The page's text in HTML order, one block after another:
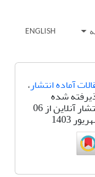
ENGLISH
آماده انتشار،
شده
انتشار آنلاین از 06
1403